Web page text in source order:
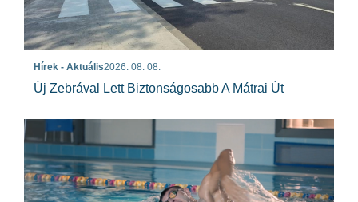
Hírek - Aktuális2026. 08. 08.
Új Zebrával Lett Biztonságosabb A Mátrai Út